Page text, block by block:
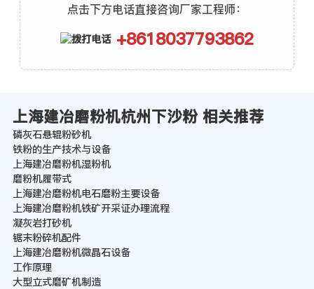
点击下方电话直接咨询厂家工程师：
+8618037793862
上海建冶磨粉机杭州下沙粉 相关推荐
磷灰石悬辊粉砂机
铁粉的生产技术与设备
上海建冶磨粉机湿粉机
磨粉机履带式
上海建冶磨粉机电石磨粉主要设备
上海建冶磨粉机铁矿开采证办理流程
凝灰岩打砂机
锯末粉碎机配件
上海建冶磨粉机微晶石设备
工作原理
大型立式磨矿机制造